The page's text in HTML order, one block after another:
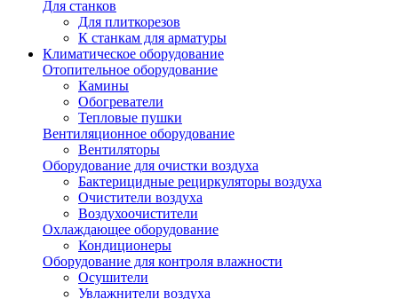
Для станков
Для плиткорезов
К станкам для арматуры
Климатическое оборудование
Отопительное оборудование
Камины
Обогреватели
Тепловые пушки
Вентиляционное оборудование
Вентиляторы
Оборудование для очистки воздуха
Бактерицидные рециркуляторы воздуха
Очистители воздуха
Воздухоочистители
Охлаждающее оборудование
Кондиционеры
Оборудование для контроля влажности
Осушители
Увлажнители воздуха